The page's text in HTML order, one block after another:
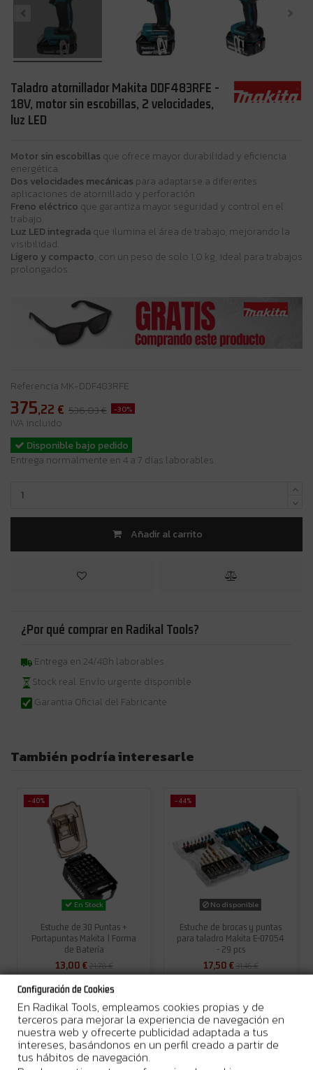
Taladro atornillador Makita DDF483RFE -
18V, motor sin escobillas, 2 velocidades,
luz LED
Motor sin escobillas que ofrece mayor durabilidad y eficiencia
energética.
Dos velocidades mecánicas para adaptarse a diferentes
aplicaciones de atornillado y perforación.
Freno eléctrico que garantiza mayor seguridad y control en el
trabajo.
Luz LED integrada que ilumina el área de trabajo, mejorando la
visibilidad.
Ligero y compacto, con un peso de solo 1,0 kg, ideal para trabajos
prolongados.
Referencia MK-DDF483RFE
375,22 € 536,03 € -30%
IVA incluido
Disponible bajo pedido
Entrega normalmente en 4 a 7 días laborables.
Añadir al carrito
¿Por qué comprar en Radikal Tools?
Entrega en 24/48h laborables
Stock real. Envío urgente disponible
Garantia Oficial del Fabricante
También podría interesarle
-40%
En Stock
Estuche de 30 Puntas +
Portapuntas Makita | Forma
de Batería
13,00 €21,78 €
Añadir al carrito
-44%
No disponible
Estuche de brocas y puntas
para taladro Makita E-07054
- 29 pcs
17,50 €31,46 €
Configuración de Cookies
En Radikal Tools, empleamos cookies propias y de
terceros para mejorar la experiencia de navegación en
nuestra web y ofrecerte publicidad adaptada a tus
intereses, basándonos en un perfil creado a partir de
tus hábitos de navegación.